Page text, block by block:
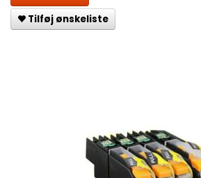
Tilføj ønskeliste